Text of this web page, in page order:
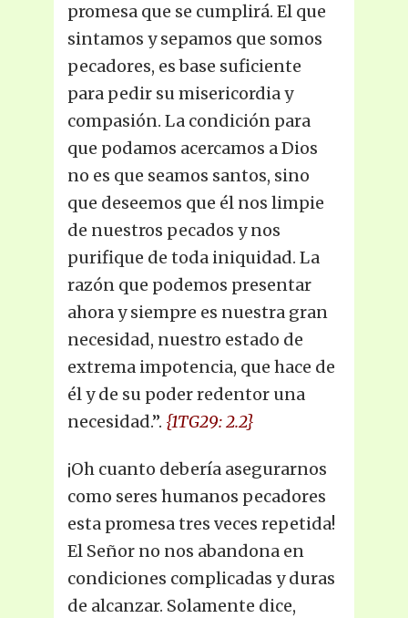
promesa que se cumplirá. El que
sintamos y sepamos que somos
pecadores, es base suficiente
para pedir su misericordia y
compasión. La condición para
que podamos acercamos a Dios
no es que seamos santos, sino
que deseemos que él nos limpie
de nuestros pecados y nos
purifique de toda iniquidad. La
razón que podemos presentar
ahora y siempre es nuestra gran
necesidad, nuestro estado de
extrema impotencia, que hace de
él y de su poder redentor una
necesidad.”. {1TG29: 2.2}
¡Oh cuanto debería asegurarnos
como seres humanos pecadores
esta promesa tres veces repetida!
El Señor no nos abandona en
condiciones complicadas y duras
de alcanzar. Solamente dice,